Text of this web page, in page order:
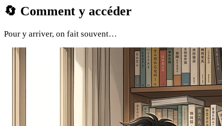
🔄 Comment y accéder
Pour y arriver, on fait souvent…